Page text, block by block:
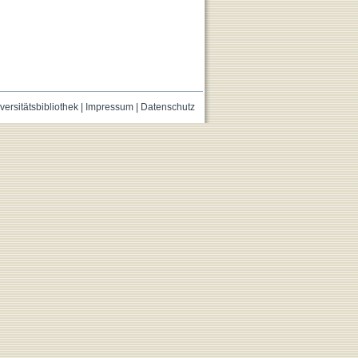
| Impressum| Datenschutz